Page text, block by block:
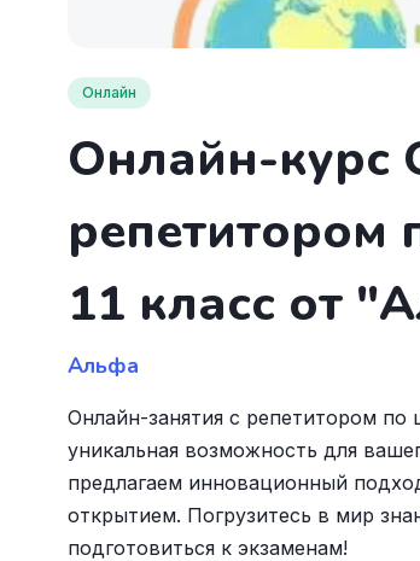
Онлайн
Онлайн-курс
11 класс от
Альфа
Онлайн-занятия с репетитором
уникальная возможность для
предлагаем инновационный
открытием. Погрузитесь в мир
подготовиться к экзаменам!